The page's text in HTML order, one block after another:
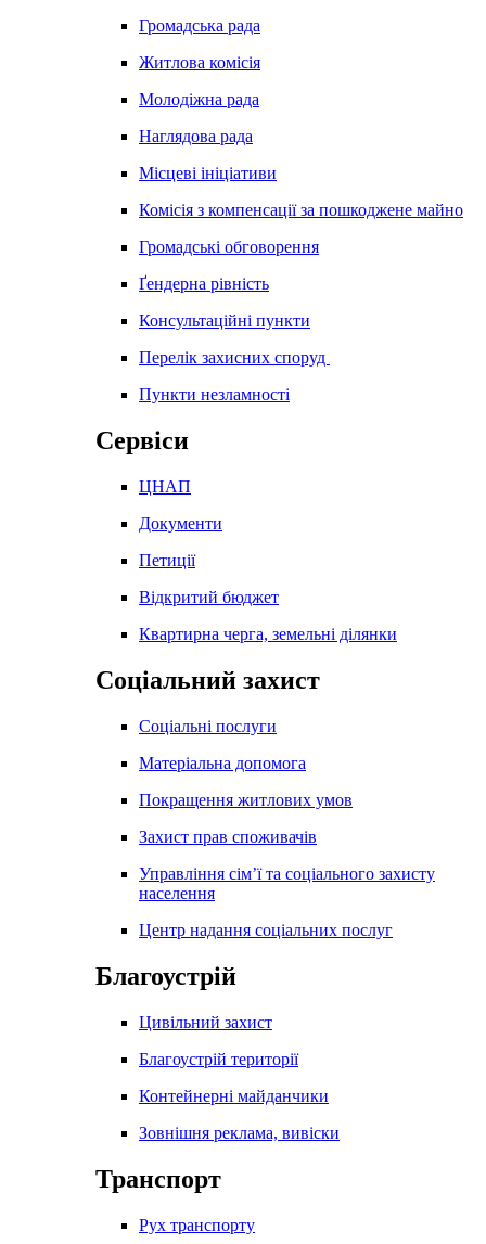
Громадська рада
Житлова комісія
Молодіжна рада
Наглядова рада
Місцеві ініціативи
Комісія з компенсації за пошкоджене майно
Громадські обговорення
Ґендерна рівність
Консультаційні пункти
Перелік захисних споруд
Пункти незламності
Сервіси
ЦНАП
Документи
Петиції
Відкритий бюджет
Квартирна черга, земельні ділянки
Соціальний захист
Соціальні послуги
Матеріальна допомога
Покращення житлових умов
Захист прав споживачів
Управління сім’ї та соціального захисту
населення
Центр надання соціальних послуг
Благоустрій
Цивільний захист
Благоустрій території
Контейнерні майданчики
Зовнішня реклама, вивіски
Транспорт
Рух транспорту